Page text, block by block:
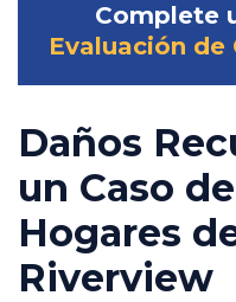
Complete
Evaluación de
Daños
un Caso
Hogares
Riverview